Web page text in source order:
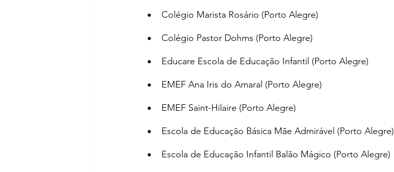
Colégio Marista Rosário (Porto Alegre)
Colégio Pastor Dohms (Porto Alegre)
Educare Escola de Educação Infantil (Porto Alegre)
EMEF Ana Iris do Amaral (Porto Alegre)
EMEF Saint-Hilaire (Porto Alegre)
Escola de Educação Básica Mãe Admirável (Porto Alegre)
Escola de Educação Infantil Balão Mágico (Porto Alegre)